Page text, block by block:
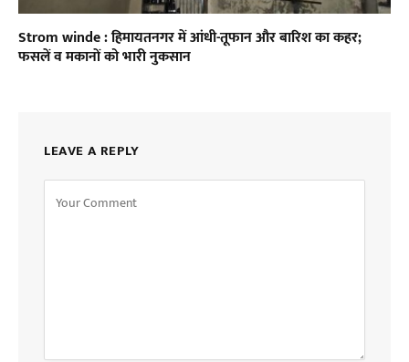
Strom winde : हिमायतनगर में आंधी-तूफान और बारिश का कहर;
फसलें व मकानों को भारी नुकसान
LEAVE A REPLY